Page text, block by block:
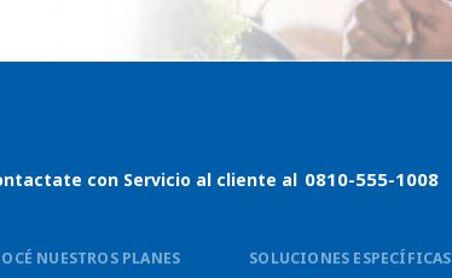
con Servicio al cliente al 0810-555-1008
NUESTROS PLANES SOLUCIONES ESPECÍFICAS